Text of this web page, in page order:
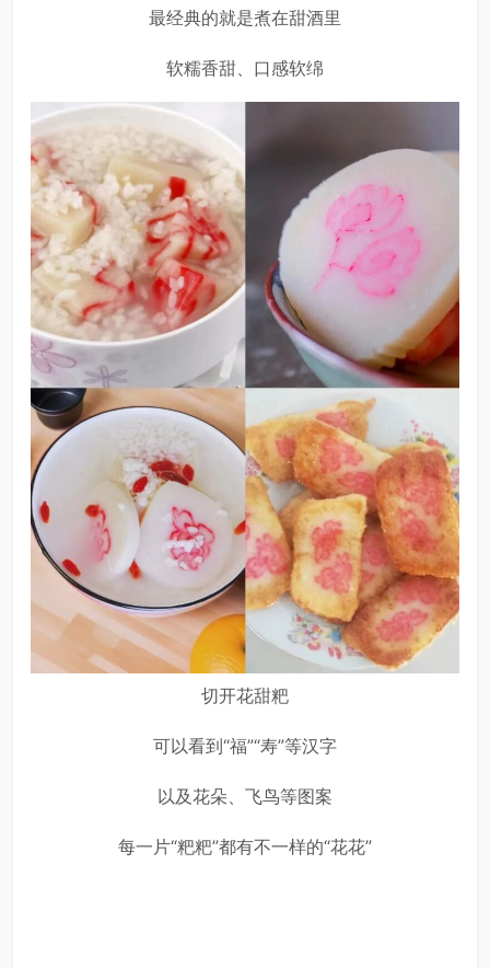
最经典的就是煮在甜酒里
软糯香甜、口感软绵
切开花甜粑
可以看到“福”“寿”等汉字
以及花朵、飞鸟等图案
每一片“粑粑”都有不一样的“花花”